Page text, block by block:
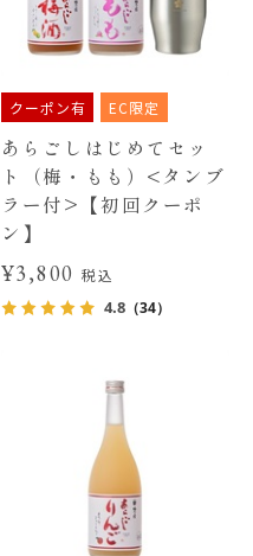
クーポン有 EC限定
あらごしはじめてセッ
ト（梅・もも）<タンブ
ラー付>【初回クーポ
ン】
¥3,800 税込
4.8 （34）